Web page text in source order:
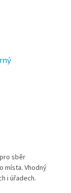
sběr
místa. Vhodný
i úřadech.